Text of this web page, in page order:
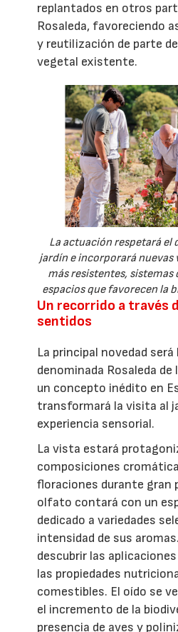
replantados en otros
Rosaleda, favoreciendo
y reutilización de parte
vegetal existente.
La actuación respetará el
jardín e incorporará nuevas
más resistentes, sistemas
espacios que favorecen la
Un recorrido a través
sentidos
La principal novedad
denominada Rosaleda
un concepto inédito en
transformará la visita al
experiencia sensorial.
La vista estará
composiciones
floraciones durante gran
olfato contará con un
dedicado a variedades
intensidad de sus
descubrir las
las propiedades
comestibles. El oído se
el incremento de la
presencia de aves y